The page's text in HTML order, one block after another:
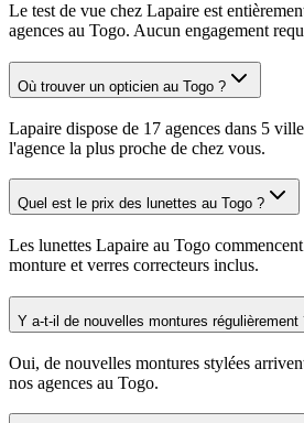
Le test de vue chez Lapaire est
agences au Togo. Aucun engagement
Où trouver un opticien au Togo ?
Lapaire dispose de 17 agences dans 5
l'agence la plus proche de chez vous.
Quel est le prix des lunettes au Togo ?
Les lunettes Lapaire au Togo
monture et verres correcteurs inclus.
Y a-t-il de nouvelles montures régulièrement
Oui, de nouvelles montures stylées
nos agences au Togo.